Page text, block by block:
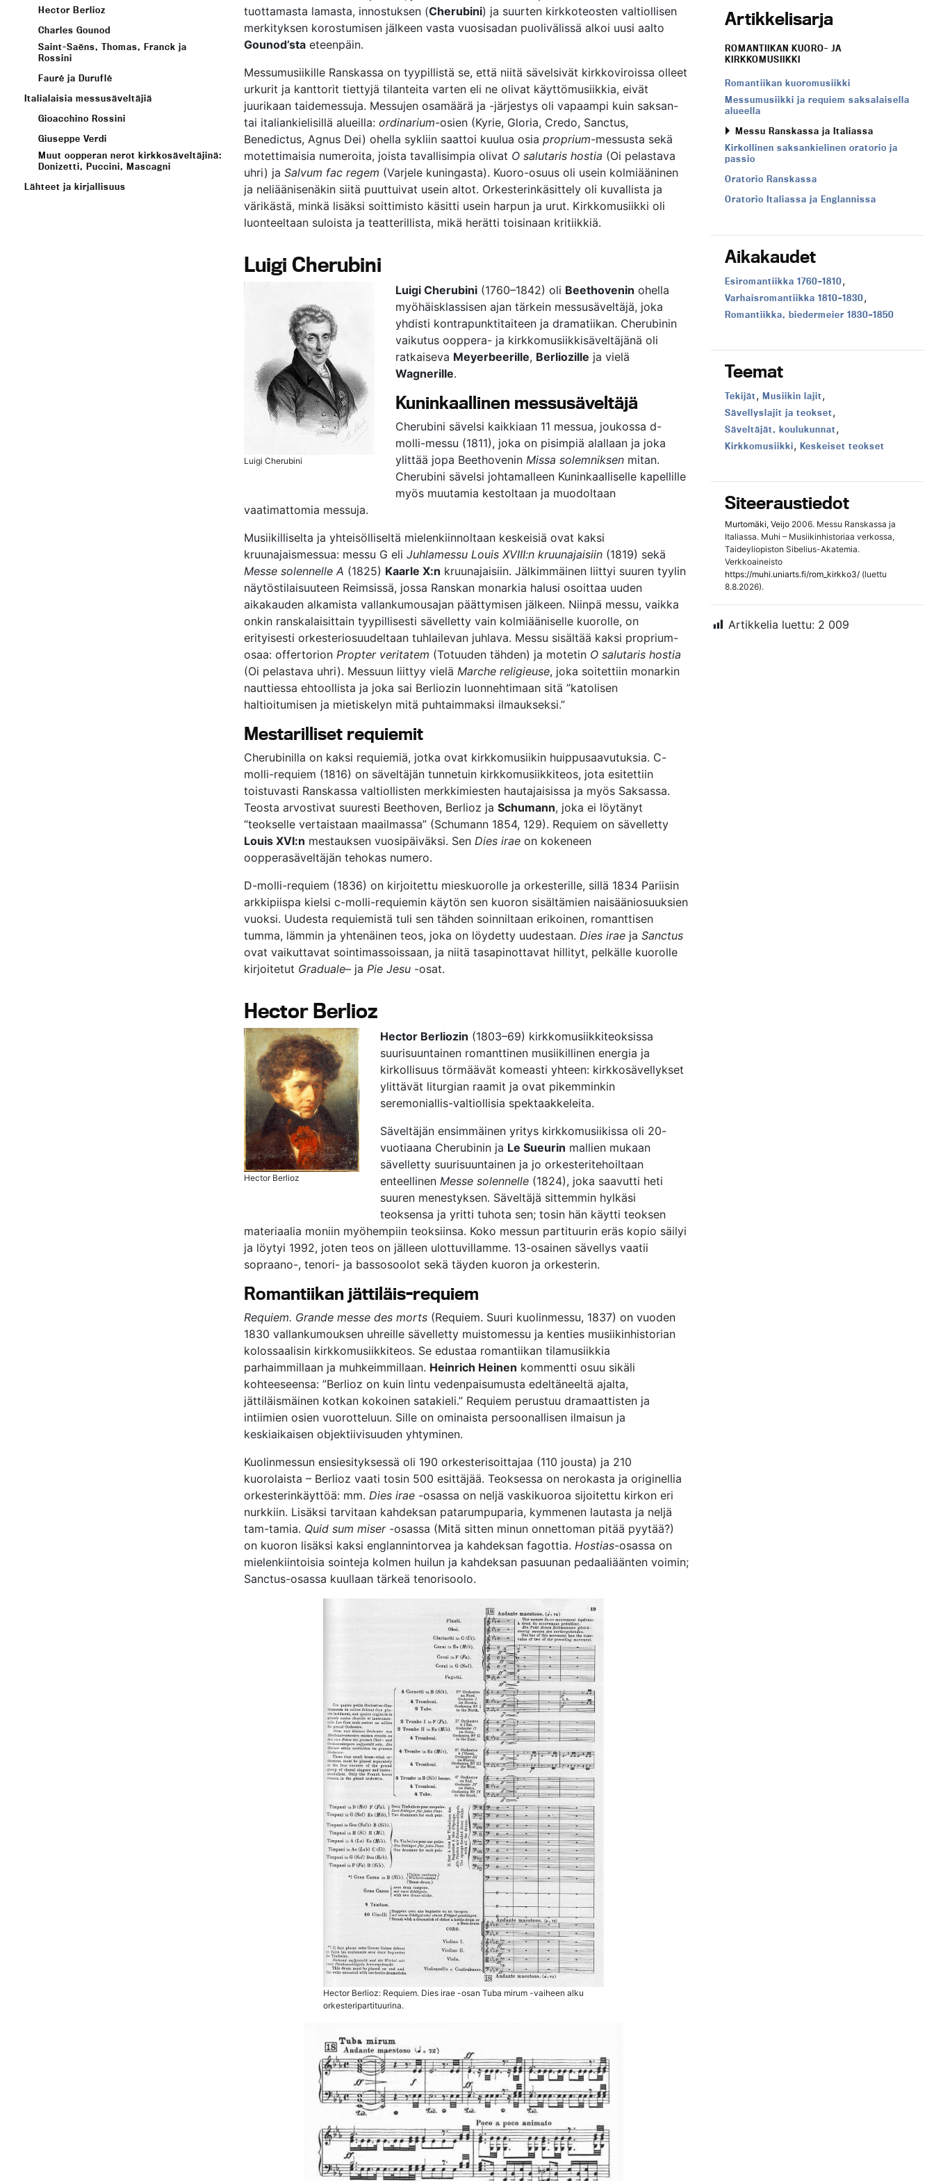
Hector Berlioz
Charles Gounod
Saint-Saëns, Thomas, Franck ja
Rossini
Fauré ja Duruflé
Italialaisia messusäveltäjiä
Gioacchino Rossini
Giuseppe Verdi
Muut oopperan nerot kirkkosäveltäjinä:
Donizetti, Puccini, Mascagni
Lähteet ja kirjallisuus
tuottamasta lamasta, innostuksen (Cherubini) ja suurten kirkkoteosten valtiollisen
merkityksen korostumisen jälkeen vasta vuosisadan puolivälissä alkoi uusi aalto
Gounod’sta eteenpäin.
Messumusiikille Ranskassa on tyypillistä se, että niitä sävelsivät kirkkoviroissa olleet
urkurit ja kanttorit tiettyjä tilanteita varten eli ne olivat käyttömusiikkia, eivät
juurikaan taidemessuja. Messujen osamäärä ja -järjestys oli vapaampi kuin saksan-
tai italiankielisillä alueilla: ordinarium-osien (Kyrie, Gloria, Credo, Sanctus,
Benedictus, Agnus Dei) ohella sykliin saattoi kuulua osia proprium-messusta sekä
motettimaisia numeroita, joista tavallisimpia olivat O salutaris hostia (Oi pelastava
uhri) ja Salvum fac regem (Varjele kuningasta). Kuoro-osuus oli usein kolmiääninen
ja neliäänisenäkin siitä puuttuivat usein altot. Orkesterinkäsittely oli kuvallista ja
värikästä, minkä lisäksi soittimisto käsitti usein harpun ja urut. Kirkkomusiikki oli
luonteeltaan suloista ja teatterillista, mikä herätti toisinaan kritiikkiä.
Luigi Cherubini
Luigi Cherubini
Luigi Cherubini (1760–1842) oli Beethovenin ohella
myöhäisklassisen ajan tärkein messusäveltäjä, joka
yhdisti kontrapunktitaiteen ja dramatiikan. Cherubinin
vaikutus ooppera- ja kirkkomusiikkisäveltäjänä oli
ratkaiseva Meyerbeerille, Berliozille ja vielä
Wagnerille.
Kuninkaallinen messusäveltäjä
Cherubini sävelsi kaikkiaan 11 messua, joukossa d-
molli-messu (1811), joka on pisimpiä alallaan ja joka
ylittää jopa Beethovenin Missa solemniksen mitan.
Cherubini sävelsi johtamalleen Kuninkaalliselle kapellille
myös muutamia kestoltaan ja muodoltaan
vaatimattomia messuja.
Musiikilliselta ja yhteisölliseltä mielenkiinnoltaan keskeisiä ovat kaksi
kruunajaismessua: messu G eli Juhlamessu Louis XVIII:n kruunajaisiin (1819) sekä
Messe solennelle A (1825) Kaarle X:n kruunajaisiin. Jälkimmäinen liittyi suuren tyylin
näytöstilaisuuteen Reimsissä, jossa Ranskan monarkia halusi osoittaa uuden
aikakauden alkamista vallankumousajan päättymisen jälkeen. Niinpä messu, vaikka
onkin ranskalaisittain tyypillisesti sävelletty vain kolmiääniselle kuorolle, on
erityisesti orkesteriosuudeltaan tuhlailevan juhlava. Messu sisältää kaksi proprium-
osaa: offertorion Propter veritatem (Totuuden tähden) ja motetin O salutaris hostia
(Oi pelastava uhri). Messuun liittyy vielä Marche religieuse, joka soitettiin monarkin
nauttiessa ehtoollista ja joka sai Berliozin luonnehtimaan sitä ”katolisen
haltioitumisen ja mietiskelyn mitä puhtaimmaksi ilmaukseksi.”
Mestarilliset requiemit
Cherubinilla on kaksi requiemiä, jotka ovat kirkkomusiikin huippusaavutuksia. C-
molli-requiem (1816) on säveltäjän tunnetuin kirkkomusiikkiteos, jota esitettiin
toistuvasti Ranskassa valtiollisten merkkimiesten hautajaisissa ja myös Saksassa.
Teosta arvostivat suuresti Beethoven, Berlioz ja Schumann, joka ei löytänyt
“teokselle vertaistaan maailmassa” (Schumann 1854, 129). Requiem on sävelletty
Louis XVI:n mestauksen vuosipäiväksi. Sen Dies irae on kokeneen
oopperasäveltäjän tehokas numero.
D-molli-requiem (1836) on kirjoitettu mieskuorolle ja orkesterille, sillä 1834 Pariisin
arkkipiispa kielsi c-molli-requiemin käytön sen kuoron sisältämien naisääniosuuksien
vuoksi. Uudesta requiemistä tuli sen tähden soinniltaan erikoinen, romanttisen
tumma, lämmin ja yhtenäinen teos, joka on löydetty uudestaan. Dies irae ja Sanctus
ovat vaikuttavat sointimassoissaan, ja niitä tasapinottavat hillityt, pelkälle kuorolle
kirjoitetut Graduale– ja Pie Jesu -osat.
Hector Berlioz
Hector Berlioz
Hector Berliozin (1803–69) kirkkomusiikkiteoksissa
suurisuuntainen romanttinen musiikillinen energia ja
kirkollisuus törmäävät komeasti yhteen: kirkkosävellykset
ylittävät liturgian raamit ja ovat pikemminkin
seremoniallis-valtiollisia spektaakkeleita.
Säveltäjän ensimmäinen yritys kirkkomusiikissa oli 20-
vuotiaana Cherubinin ja Le Sueurin mallien mukaan
sävelletty suurisuuntainen ja jo orkesteritehoiltaan
enteellinen Messe solennelle (1824), joka saavutti heti
suuren menestyksen. Säveltäjä sittemmin hylkäsi
teoksensa ja yritti tuhota sen; tosin hän käytti teoksen
materiaalia moniin myöhempiin teoksiinsa. Koko messun partituurin eräs kopio säilyi
ja löytyi 1992, joten teos on jälleen ulottuvillamme. 13-osainen sävellys vaatii
sopraano-, tenori- ja bassosoolot sekä täyden kuoron ja orkesterin.
Romantiikan jättiläis-requiem
Requiem. Grande messe des morts (Requiem. Suuri kuolinmessu, 1837) on vuoden
1830 vallankumouksen uhreille sävelletty muistomessu ja kenties musiikinhistorian
kolossaalisin kirkkomusiikkiteos. Se edustaa romantiikan tilamusiikkia
parhaimmillaan ja muhkeimmillaan. Heinrich Heinen kommentti osuu sikäli
kohteeseensa: ”Berlioz on kuin lintu vedenpaisumusta edeltäneeltä ajalta,
jättiläismäinen kotkan kokoinen satakieli.” Requiem perustuu dramaattisten ja
intiimien osien vuorotteluun. Sille on ominaista persoonallisen ilmaisun ja
keskiaikaisen objektiivisuuden yhtyminen.
Kuolinmessun ensiesityksessä oli 190 orkesterisoittajaa (110 jousta) ja 210
kuorolaista – Berlioz vaati tosin 500 esittäjää. Teoksessa on nerokasta ja originellia
orkesterinkäyttöä: mm. Dies irae -osassa on neljä vaskikuoroa sijoitettu kirkon eri
nurkkiin. Lisäksi tarvitaan kahdeksan patarumpuparia, kymmenen lautasta ja neljä
tam-tamia. Quid sum miser-osassa (Mitä sitten minun onnettoman pitää pyytää?)
on kuoron lisäksi kaksi englannintorvea ja kahdeksan fagottia. Hostias-osassa on
mielenkiintoisia sointeja kolmen huilun ja kahdeksan pasuunan pedaaliäänten voimin;
Sanctus-osassa kuullaan tärkeä tenorisoolo.
Hector Berlioz: Requiem. Dies irae -osan Tuba mirum -vaiheen alku
orkesteripartituurina.
Artikkelisarja
ROMANTIIKAN KUORO- JA
KIRKKOMUSIIKKI
Romantiikan kuoromusiikki
Messumusiikki ja requiem saksalaisella
alueella
Messu Ranskassa ja Italiassa
Kirkollinen saksankielinen oratorio ja
passio
Oratorio Ranskassa
Oratorio Italiassa ja Englannissa
Aikakaudet
Aikakausi:
Esiromantiikka 1760–1810,
Aikakausi:
Varhaisromantiikka 1810–1830,
Aikakausi:
Romantiikka, biedermeier 1830–1850
Teemat
Teema:
Tekijät, Teema:
Musiikin lajit,
Teema:
Sävellyslajit ja teokset,
Teema:
Säveltäjät, koulukunnat,
Teema:
Kirkkomusiikki, Teema:
Keskeiset teokset
Siteeraustiedot
Murtomäki, Veijo 2006. Messu Ranskassa ja
Italiassa. Muhi – Musiikinhistoriaa verkossa,
Taideyliopiston Sibelius-Akatemia.
Verkkoaineisto
https://muhi.uniarts.fi/rom_kirkko3/ (luettu
8.8.2026).
Artikkelia luettu: 2 009